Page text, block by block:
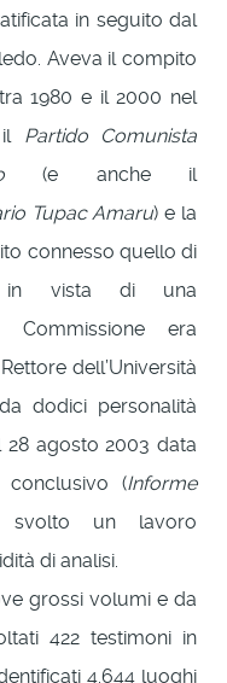
in seguito dal
Aveva il compito
1980 e il 2000 nel
Partido Comunista
(e anche il
Tupac Amaru) e la
connesso quello di
in vista di una
Commissione era
dell’Università
dodici personalità
28 agosto 2003 data
conclusivo (Informe
svolto un lavoro
di analisi.
grossi volumi e da
422 testimoni in
4.644 luoghi